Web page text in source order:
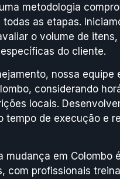
metodologia
as etapas.
o volume de
do cliente.
nossa equipe
considerando
locais.
tempo de execução e
mudança em Colombo
com profissionais